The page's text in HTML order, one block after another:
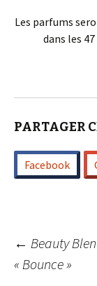
Les parfums
dans les
PARTAGER
Facebook
← Beauty
« Bounce »